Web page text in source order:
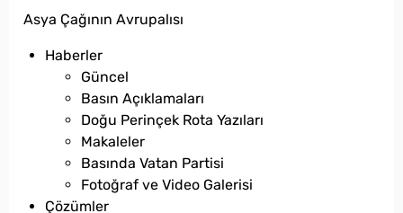
Asya Çağının Avrupalısı
Haberler
Güncel
Basın Açıklamaları
Doğu Perinçek Rota Yazıları
Makaleler
Basında Vatan Partisi
Fotoğraf ve Video Galerisi
Çözümler